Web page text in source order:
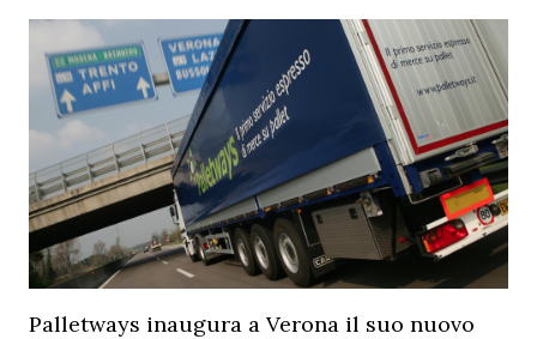
Palletways inaugura a Verona il suo nuovo